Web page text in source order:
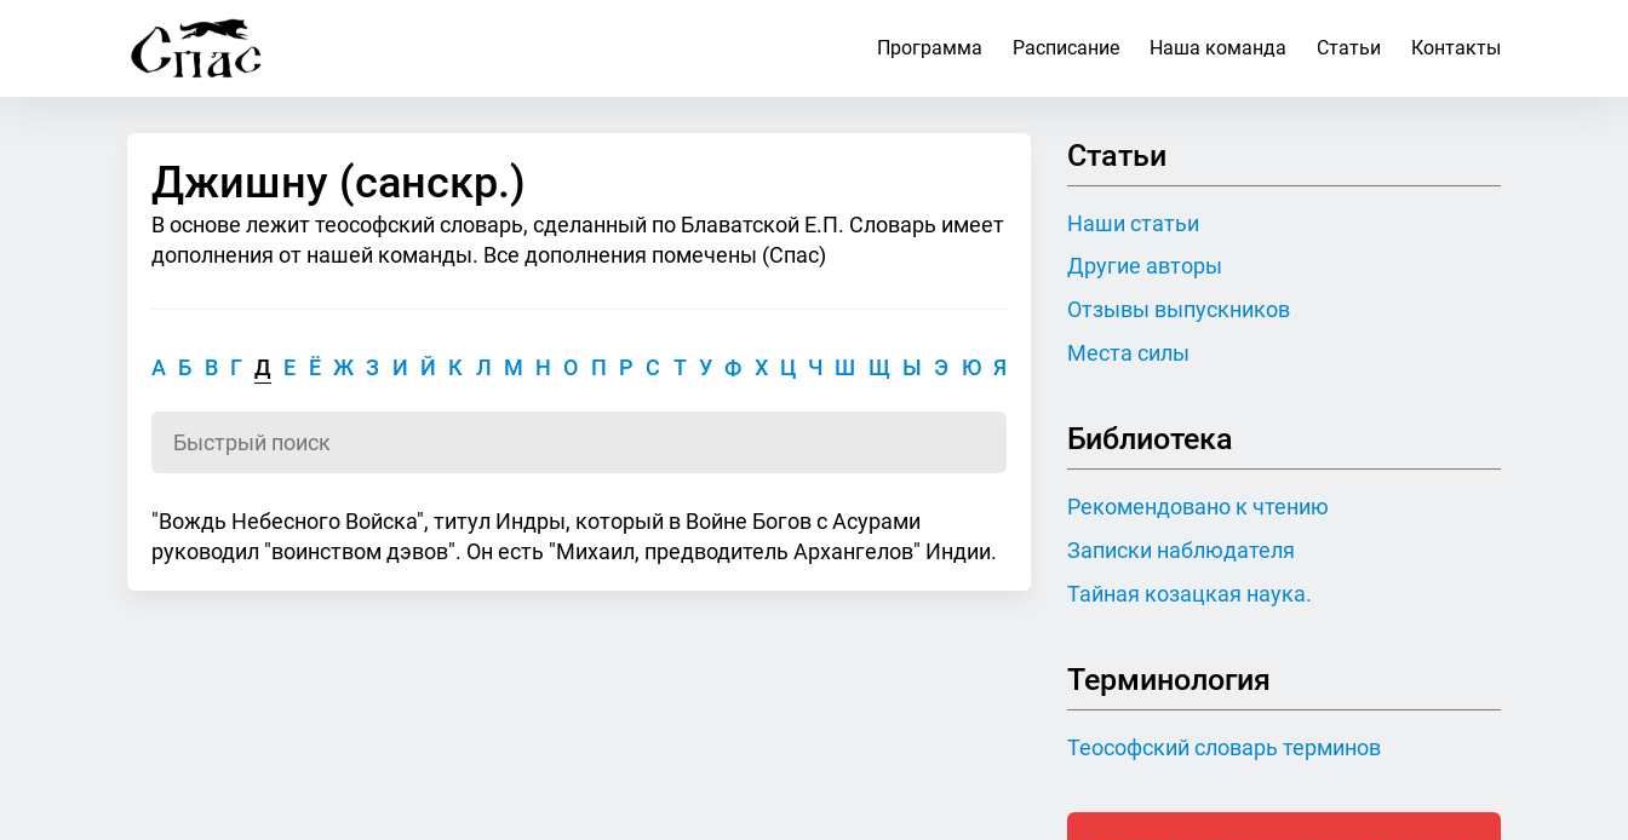
Программа Расписание Наша команда Статьи Контакты
Джишну (санскр.)
В основе лежит теософский словарь, сделанный по Блаватской Е.П. Словарь имеет
дополнения от нашей команды. Все дополнения помечены (Спас)
А Б В Г Д Е Ё Ж З И Й К Л М Н О П Р С Т У Ф Х Ц Ч Ш Щ Ы Э Ю Я
"Вождь Небесного Войска", титул Индры, который в Войне Богов с Асурами
руководил "воинством дэвов". Он есть "Михаил, предводитель Архангелов" Индии.
Статьи
Наши статьи
Другие авторы
Отзывы выпускников
Места силы
Библиотека
Рекомендовано к чтению
Записки наблюдателя
Тайная козацкая наука.
Терминология
Теософский словарь терминов